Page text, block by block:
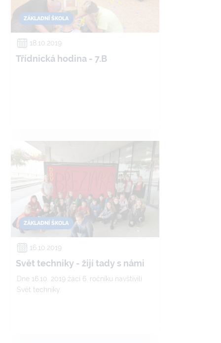
ZÁKLADNÍ ŠKOLA
18.10.2019
Třídnická hodina - 7.B
ZÁKLADNÍ ŠKOLA
16.10.2019
Svět techniky - žijí tady s námi
Dne 16.10. 2019 žáci 6. ročníku navštívili
Svět techniky.